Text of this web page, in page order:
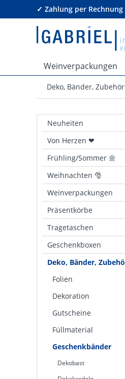
✓ Zahlung per Rechnung
Weinverpackungen
Deko, Bänder, Zubehör
Neuheiten
Von Herzen ❤
Frühling/Sommer 🌼
Weihnachten 🎅
Weinverpackungen
Präsentkörbe
Tragetaschen
Geschenkboxen
Deko, Bänder,
Folien
Dekoration
Gutscheine
Füllmaterial
Geschenkbänder
Dekobast